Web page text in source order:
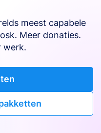
meest capabele
Meer donaties.
werk.